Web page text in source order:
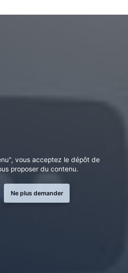
vous acceptez le dépôt de
proposer du contenu.
Ne plus demander